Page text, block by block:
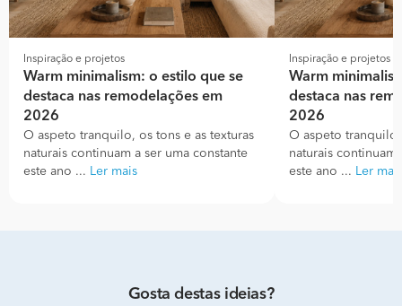
Inspiração e projetos
Warm minimalism: o estilo que se
destaca nas remodelações em
2026
O aspeto tranquilo, os tons e as texturas
naturais continuam a ser uma constante
este ano ... Ler mais
Inspiração e projetos
Warm
destaca nas
2026
O aspeto
naturais continuam
este ano ... Ler mais
Gosta destas ideias?